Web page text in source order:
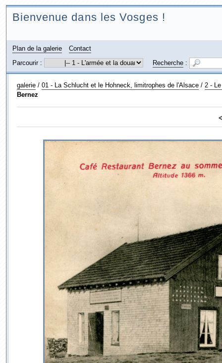
Bienvenue dans les Vosges !
Plan de la galerie
Contact
Parcourir :
Recherche:
galerie/ 01 - La Schlucht et le Hohneck, limitrophes de l'Alsace/ 2 -
Bernez